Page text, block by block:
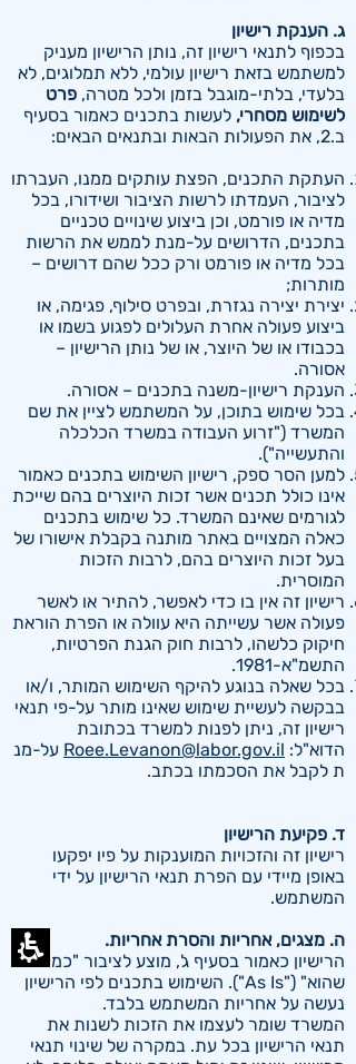
ג. הענקת רישיון
בכפוף לתנאי רישיון זה, נותן הרישיון מעניק
למשתמש בזאת רישיון עולמי, ללא תמלוגים, לא
בלעדי, בלתי-מוגבל בזמן ולכל מטרה, פרט
לשימוש מסחרי, לעשות בתכנים כאמור בסעיף
ב.2, את הפעולות הבאות ובתנאים הבאים:
העתקת התכנים, הפצת עותקים ממנו, העברתו
לציבור, העמדתו לרשות הציבור ושידורו, בכל
מדיה או פורמט, וכן ביצוע שינויים טכניים
בתכנים, הדרושים על-מנת לממש את הרשות
בכל מדיה או פורמט ורק ככל שהם דרושים –
מותרות;
יצירת יצירה נגזרת, ובפרט סילוף, פגימה, או
ביצוע פעולה אחרת העלולים לפגוע בשמו או
בכבודו או של היוצר, או של נותן הרישיון –
אסורה.
הענקת רישיון-משנה בתכנים – אסורה.
בכל שימוש בתוכן, על המשתמש לציין את שם
המשרד ("זרוע העבודה במשרד הכלכלה
והתעשייה").
למען הסר ספק, רישיון השימוש בתכנים כאמור
אינו כולל תכנים אשר זכות היוצרים בהם שייכת
לגורמים שאינם המשרד. כל שימוש בתכנים
כאלה המצויים באתר מותנה בקבלת אישורו של
בעל זכות היוצרים בהם, לרבות הזכות
המוסרית.
רישיון זה אין בו כדי לאפשר, להתיר או לאשר
פעולה אשר עשייתה היא עוולה או הפרת הוראת
חיקוק כלשהו, לרבות חוק הגנת הפרטיות,
התשמ"א-1981.
בכל שאלה בנוגע להיקף השימוש המותר, ו/או
בבקשה לעשיית שימוש שאינו מותר על-פי תנאי
רישיון זה, ניתן לפנות למשרד בכתובת
הדוא"ל: Roee.Levanon@labor.gov.il על-מנ
ת לקבל את הסכמתו בכתב.
ד. פקיעת הרישיון
רישיון זה והזכויות המוענקות על פיו יפקעו
באופן מיידי עם הפרת תנאי הרישיון על ידי
המשתמש.
ה. מצגים, אחריות והסרת אחריות.
הרישיון כאמור בסעיף ג', מוצע לציבור "כמות
שהוא" ("As Is"). השימוש בתכנים לפי הרישיון
נעשה על אחריות המשתמש בלבד.
המשרד שומר לעצמו את הזכות לשנות את
תנאי הרישיון בכל עת. במקרה של שינוי תנאי